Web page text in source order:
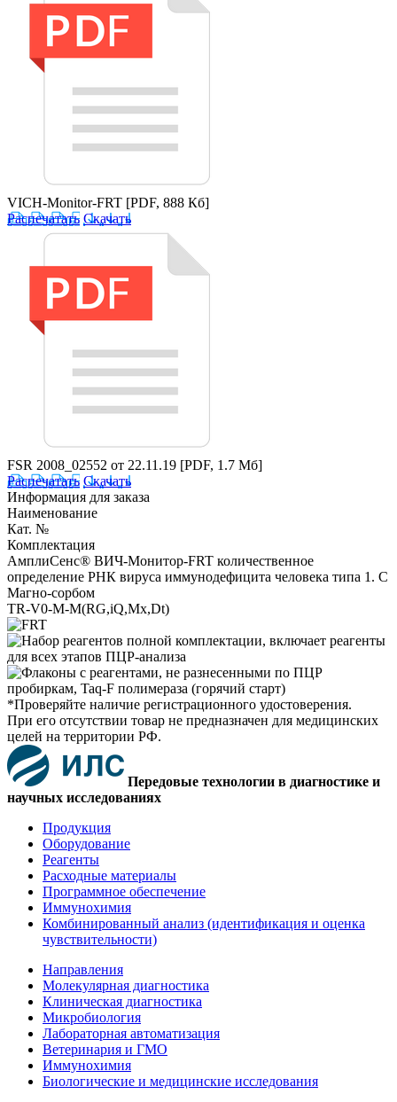
VICH-Monitor-FRT [PDF, 888 Кб]
Распечатать Скачать
FSR 2008_02552 от 22.11.19 [PDF, 1.7 Мб]
Распечатать Скачать
Информация для заказа
Наименование
Кат. №
Комплектация
АмплиСенс® ВИЧ-Монитор-FRT количественное
определение РНК вируса иммунодефицита человека типа 1. С
Магно-сорбом
TR-V0-M-M(RG,iQ,Mx,Dt)
*Проверяйте наличие регистрационного удостоверения.
При его отсутствии товар не предназначен для медицинских
целей на территории РФ.
Передовые технологии в диагностике и
научных исследованиях
Продукция
Оборудование
Реагенты
Расходные материалы
Программное обеспечение
Иммунохимия
Комбинированный анализ (идентификация и оценка
чувствительности)
Направления
Молекулярная диагностика
Клиническая диагностика
Микробиология
Лабораторная автоматизация
Ветеринария и ГМО
Иммунохимия
Биологические и медицинские исследования